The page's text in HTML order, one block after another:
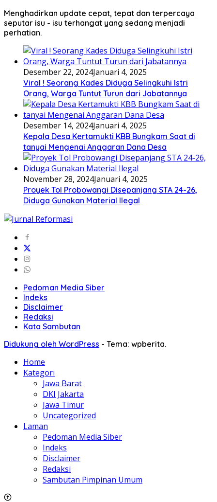
Menghadirkan update cepat, tepat dan terpercaya
seputar isu - isu terhangat yang sedang menjadi
perhatian.
Desember 22, 2024Januari 4, 2025
Viral ! Seorang Kades Diduga Selingkuhi Istri
Orang, Warga Tuntut Turun dari Jabatannya
Desember 14, 2024Januari 4, 2025
Kepala Desa Kertamukti KBB Bungkam Saat di
tanyai Mengenai Anggaran Dana Desa
November 28, 2024Januari 4, 2025
Proyek Tol Probowangi Disepanjang STA 24-26,
Diduga Gunakan Material Ilegal
Pedoman Media Siber
Indeks
Disclaimer
Redaksi
Kata Sambutan
Didukung oleh WordPress - Tema: wpberita.
Home
Kategori
Jawa Barat
DKI Jakarta
Jawa Timur
Uncategorized
Laman
Pedoman Media Siber
Indeks
Disclaimer
Redaksi
Sambutan Pimpinan Umum